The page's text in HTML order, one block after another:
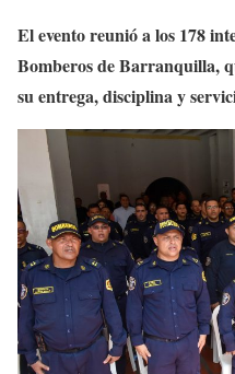
El evento reunió a los 178
Bomberos de Barranquilla,
su entrega, disciplina y